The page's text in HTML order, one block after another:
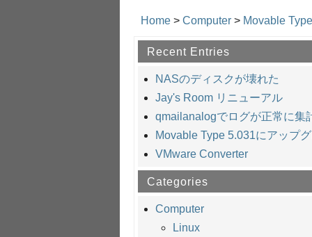
Home > Computer > Movable Type
Recent Entries
NASのディスクが壊れた
Jay's Room リニューアル
qmailanalogでログが正常に集
Movable Type 5.031にアップ
VMware Converter
Categories
Computer
Linux